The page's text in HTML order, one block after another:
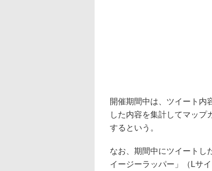
開催期間中は、ツイート内
した内容を集計してマップ
するという。
なお、期間中にツイートし
イージーラッパー」（Lサ